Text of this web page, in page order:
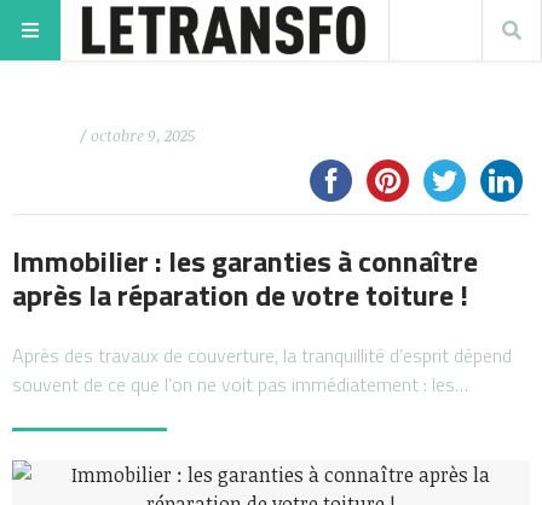
/ octobre 9, 2025
Immobilier : les garanties à connaître
après la réparation de votre toiture !
Après des travaux de couverture, la tranquillité d’esprit dépend
souvent de ce que l’on ne voit pas immédiatement : les…